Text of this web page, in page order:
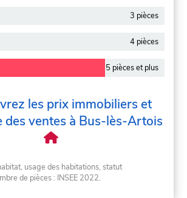
3 pièces
4 pièces
5 pièces et plus
les prix immobiliers et
des ventes à Bus-lès-Artois
usage des habitations, statut
de pièces : INSEE 2022.